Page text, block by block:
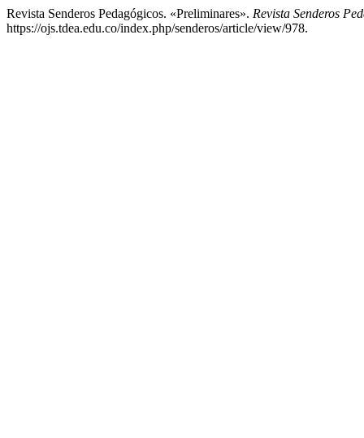
Revista Senderos Pedagógicos. «Preliminares». Revista Senderos
https://ojs.tdea.edu.co/index.php/senderos/article/view/978.